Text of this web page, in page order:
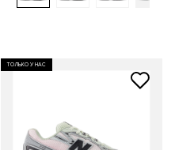
ТОЛЬКО У НАС